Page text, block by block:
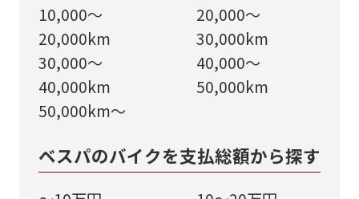
10,000～
20,000km
20,000～
30,000km
30,000～
40,000km
40,000～
50,000km
50,000km～
ベスパのバイクを支払総額から探す